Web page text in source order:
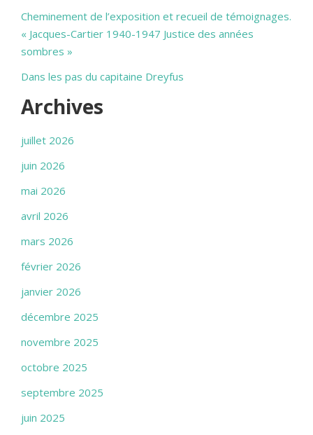
Cheminement de l’exposition et recueil de témoignages.
« Jacques-Cartier 1940-1947 Justice des années
sombres »
Dans les pas du capitaine Dreyfus
Archives
juillet 2026
juin 2026
mai 2026
avril 2026
mars 2026
février 2026
janvier 2026
décembre 2025
novembre 2025
octobre 2025
septembre 2025
juin 2025